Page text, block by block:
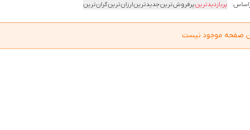
پربازدیدترینپرفروش‌ترینجدیدترینارزان‌ترینگران‌ترین
صفحه موجود نیست